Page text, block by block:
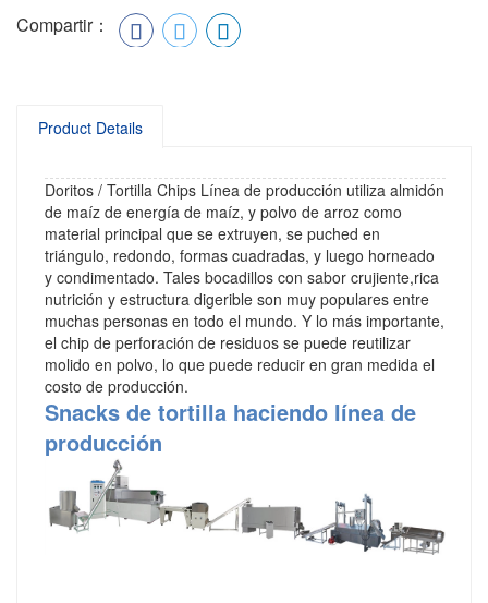
Compartir：
Product Details
Doritos / Tortilla Chips Línea de producción utiliza almidón
de maíz de energía de maíz, y polvo de arroz como
material principal que se extruyen, se puched en
triángulo, redondo, formas cuadradas, y luego horneado
y condimentado. Tales bocadillos con sabor crujiente,rica
nutrición y estructura digerible son muy populares entre
muchas personas en todo el mundo. Y lo más importante,
el chip de perforación de residuos se puede reutilizar
molido en polvo, lo que puede reducir en gran medida el
costo de producción.
Snacks de tortilla haciendo línea de
producción